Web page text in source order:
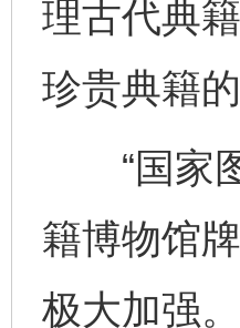
理古代典
珍贵典籍
“国家图
籍博物馆
极大加强